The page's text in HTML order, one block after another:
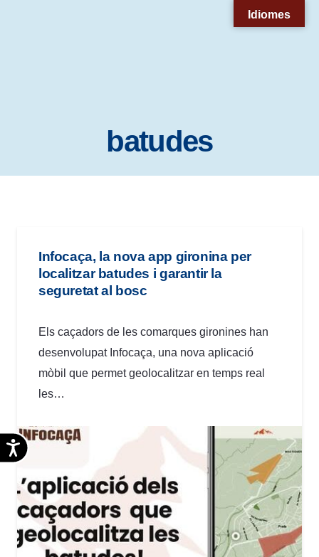
accesibilidad.
Accesibilidad
batudes
Infocaça, la nova app gironina per
localitzar batudes i garantir la
seguretat al bosc
Els caçadors de les comarques gironines han
desenvolupat Infocaça, una nova aplicació
mòbil que permet geolocalitzar en temps real
les…
Idiomes